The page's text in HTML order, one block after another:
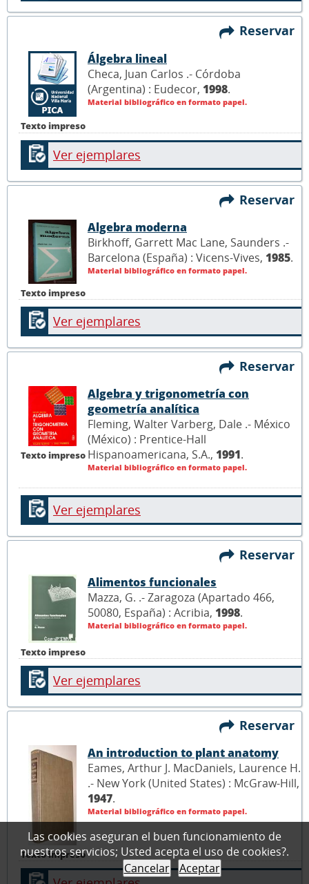
Reservar
Texto impreso
Álgebra lineal
Checa, Juan Carlos .- Córdoba
(Argentina) : Eudecor, 1998.
Material bibliográfico en formato papel.
Ver ejemplares
Reservar
Texto impreso
Algebra moderna
Birkhoff, Garrett Mac Lane, Saunders .-
Barcelona (España) : Vicens-Vives, 1985.
Material bibliográfico en formato papel.
Ver ejemplares
Reservar
Texto impreso
Algebra y trigonometría con
geometría analítica
Fleming, Walter Varberg, Dale .- México
(México) : Prentice-Hall
Hispanoamericana, S.A., 1991.
Material bibliográfico en formato papel.
Ver ejemplares
Reservar
Texto impreso
Alimentos funcionales
Mazza, G. .- Zaragoza (Apartado 466,
50080, España) : Acribia, 1998.
Material bibliográfico en formato papel.
Ver ejemplares
Reservar
Texto impreso
An introduction to plant anatomy
Eames, Arthur J. MacDaniels, Laurence H.
.- New York (United States) : McGraw-Hill,
1947.
Material bibliográfico en formato papel.
Las cookies aseguran el buen funcionamiento de
nuestros servicios; Usted acepta el uso de cookies?.
Cancelar
Aceptar